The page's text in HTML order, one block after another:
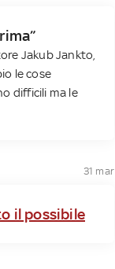
Jakub Jankto,
le cose
difficili ma le
31 mar
il possibile